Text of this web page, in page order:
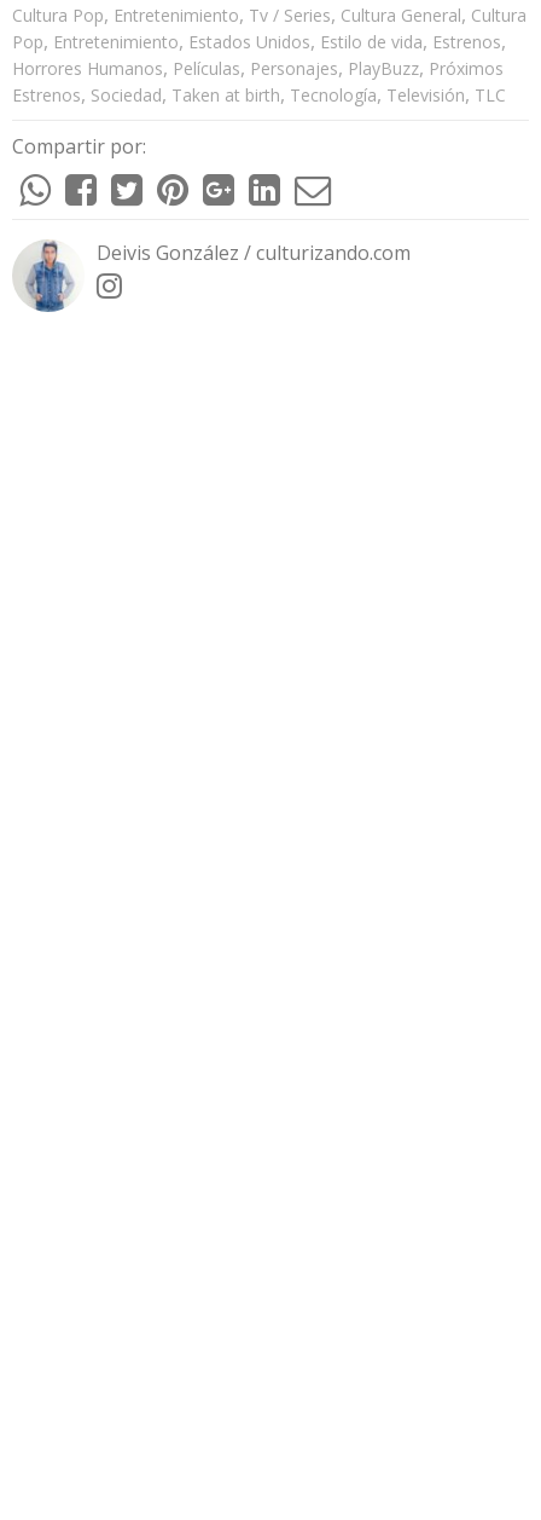
Cultura Pop, Entretenimiento, Tv / Series, Cultura General, Cultura
Pop, Entretenimiento, Estados Unidos, Estilo de vida, Estrenos,
Horrores Humanos, Películas, Personajes, PlayBuzz, Próximos
Estrenos, Sociedad, Taken at birth, Tecnología, Televisión, TLC
Compartir por:
Deivis González / culturizando.com